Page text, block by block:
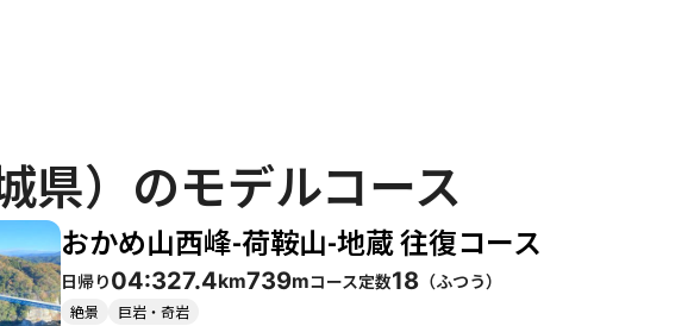
県）のモデルコース
おかめ山西峰-荷鞍山-地蔵 往復コース
日帰り04:327.4km739mコース定数18 （ふつう）
絶景 巨岩・奇岩